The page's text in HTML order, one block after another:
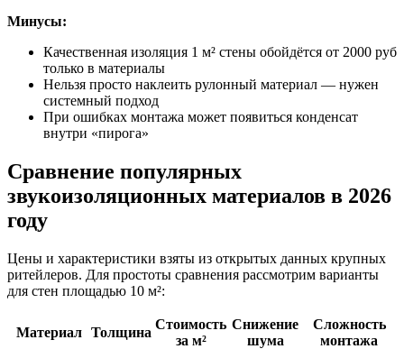
Минусы:
Качественная изоляция 1 м² стены обойдётся от 2000 руб
только в материалы
Нельзя просто наклеить рулонный материал — нужен
системный подход
При ошибках монтажа может появиться конденсат
внутри «пирога»
Сравнение популярных
звукоизоляционных материалов в 2026
году
Цены и характеристики взяты из открытых данных крупных
ритейлеров. Для простоты сравнения рассмотрим варианты
для стен площадью 10 м²:
Материал Толщина
Стоимость
за м²
Снижение
шума
Сложность
монтажа